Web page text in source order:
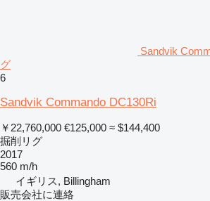
Sandvik
グ
6
Sandvik Commando DC130Ri
￥22,760,000 €125,000 ≈ $144,400
掘削リグ
2017
560 m/h
イギリス, Billingham
販売会社に連絡